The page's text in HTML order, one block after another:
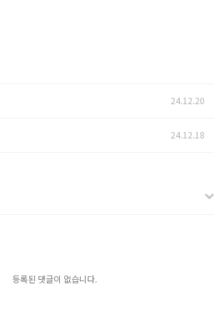
24.12.20
24.12.18
등록된 댓글이 없습니다.